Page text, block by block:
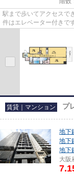
駅まで歩いてアクセスで
件はエレベーター付きで
賃貸｜マンション プ
地下
地下
地下
大阪